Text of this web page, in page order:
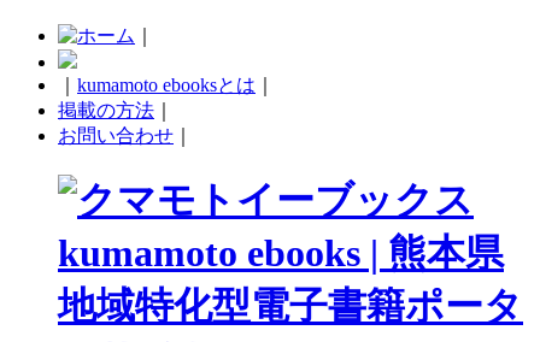
kumamoto ebooksとは
掲載の方法
お問い合わせ